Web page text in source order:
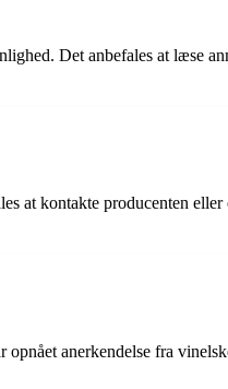
Det anbefales at læse
at kontakte producenten
anerkendelse fra